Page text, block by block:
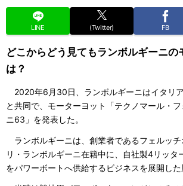
LINE (Twitter) FB
どこからどう見てもランボルギーニの
は？
2020年6月30日、ランボルギーニはイタリ
と共同で、モーターヨット「テクノマール・
ニ63」を発表した。
ランボルギーニは、創業者であるフェルッ
リ・ランボルギーニ在籍中に、自社製4リッタ
をパワーボートへ供給するビジネスを展開した